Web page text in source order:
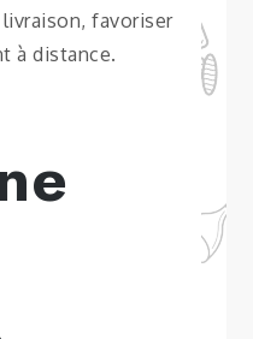
favoriser
à distance.